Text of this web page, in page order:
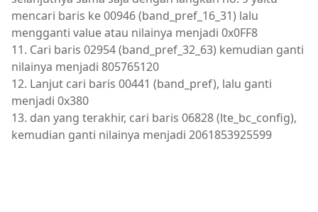
mencari baris ke 00946 (band_pref_16_31) lalu
mengganti value atau nilainya menjadi 0x0FF8
11. Cari baris 02954 (band_pref_32_63) kemudian ganti
nilainya menjadi 805765120
12. Lanjut cari baris 00441 (band_pref), lalu ganti
menjadi 0x380
13. dan yang terakhir, cari baris 06828 (lte_bc_config),
kemudian ganti nilainya menjadi 2061853925599